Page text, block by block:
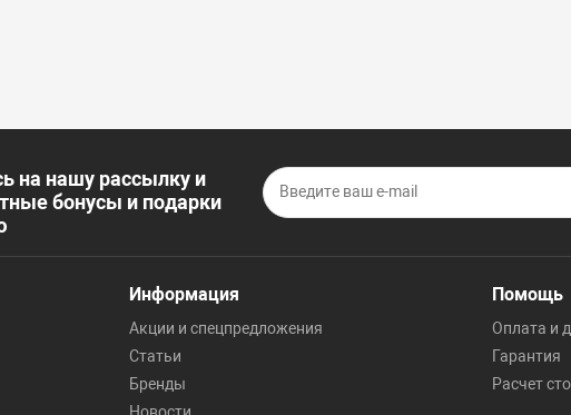
на нашу рассылку и
бонусы и подарки
Информация
Акции и спецпредложения
Статьи
Бренды
Помощь
Оплата и
Гарантия
Расчет